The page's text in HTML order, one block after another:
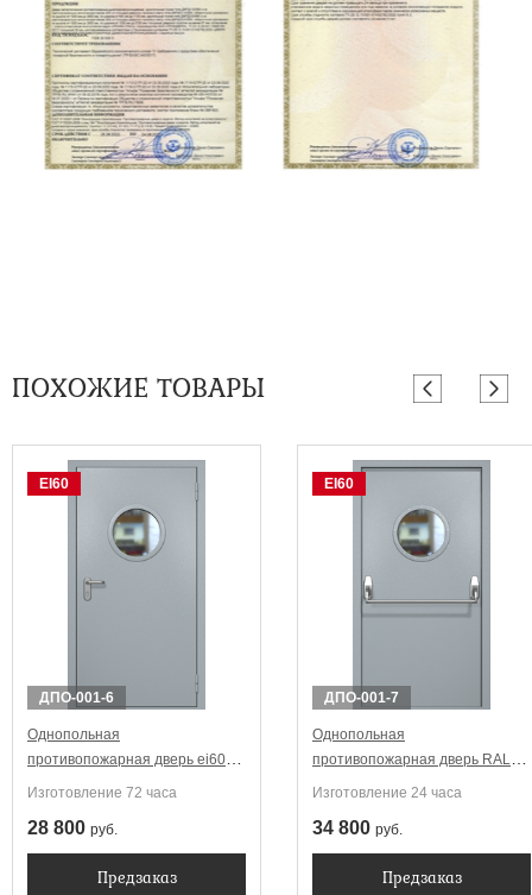
ПОХОЖИЕ ТОВАРЫ
EI60
ДПО-001-6
Однопольная
противопожарная дверь ei60
RAL 7040 с круглым
Изготовление 72 часа
28 800 руб.
Предзаказ
EI60
ДПО-001-7
Однопольная
противопожарная дверь RAL
7040 ei60 Антипаника с круглым
Изготовление 24 часа
34 800 руб.
Предзаказ